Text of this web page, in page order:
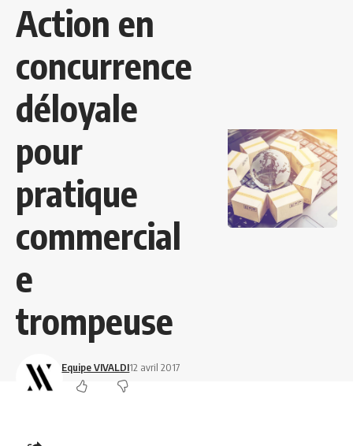
Action en
concurrence
déloyale
pour
pratique
commercial
e
trompeuse
Equipe VIVALDI12 avril 2017